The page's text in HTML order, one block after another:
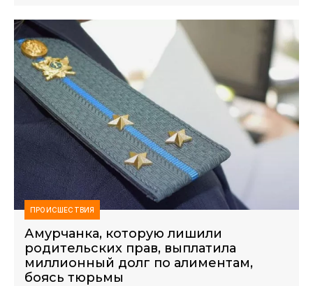
ПРОИСШЕСТВИЯ
Амурчанка, которую лишили
родительских прав, выплатила
миллионный долг по алиментам,
боясь тюрьмы